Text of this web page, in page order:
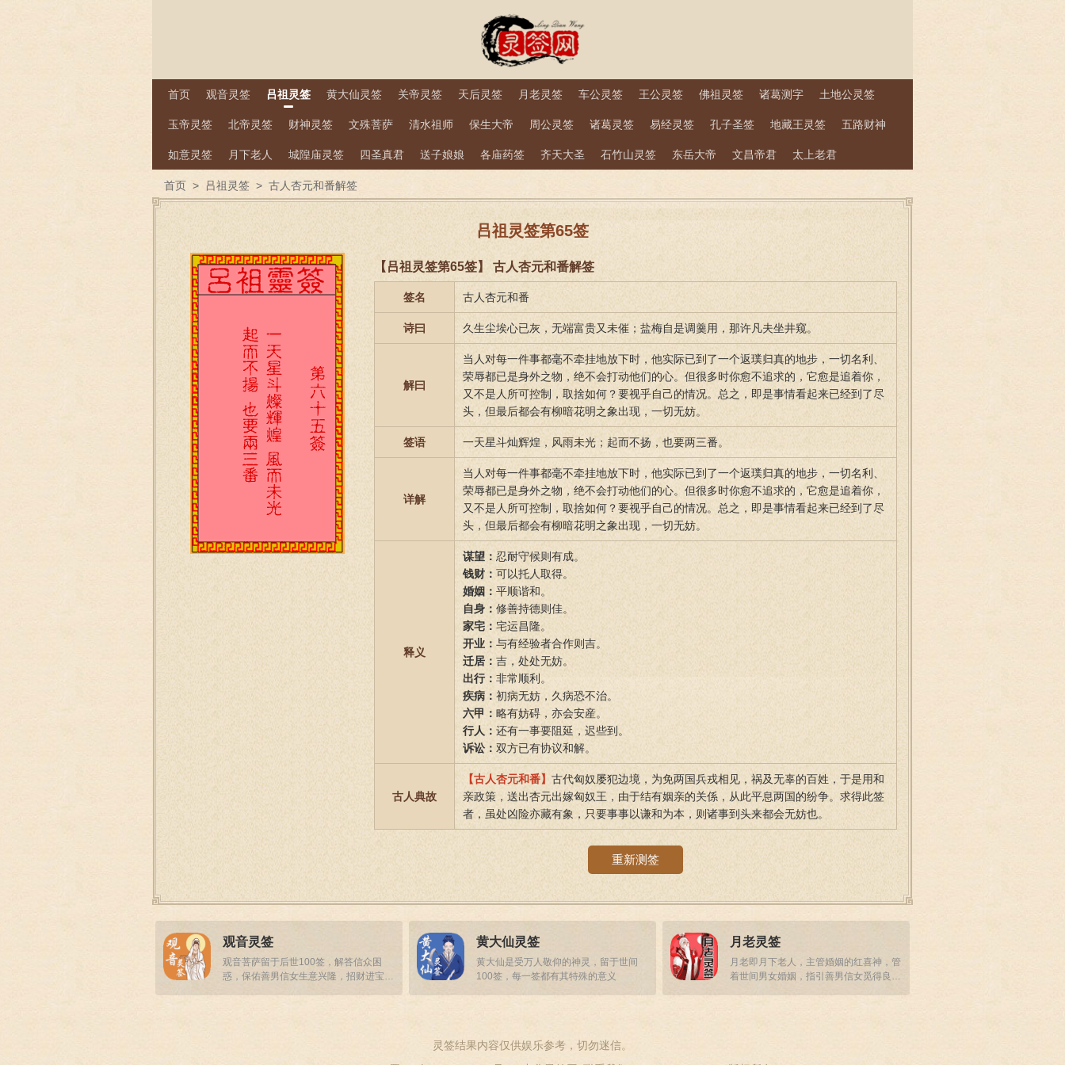
首页 观音灵签 吕祖灵签 黄大仙灵签 关帝灵签 天后灵签 月老灵签 车公灵签 王公灵签 佛祖灵签 诸葛测字 土地公灵签
玉帝灵签 北帝灵签 财神灵签 文殊菩萨 清水祖师 保生大帝 周公灵签 诸葛灵签 易经灵签 孔子圣签 地藏王灵签 五路财神
如意灵签 月下老人 城隍庙灵签 四圣真君 送子娘娘 各庙药签 齐天大圣 石竹山灵签 东岳大帝 文昌帝君 太上老君
首页 > 吕祖灵签 > 古人杏元和番解签
吕祖灵签第65签
【吕祖灵签第65签】 古人杏元和番解签
签名 古人杏元和番
诗曰 久生尘埃心已灰，无端富贵又未催；盐梅自是调羹用，那许凡夫坐井窥。
解曰
当人对每一件事都毫不牵挂地放下时，他实际已到了一个返璞归真的地步，一切名利、
荣辱都已是身外之物，绝不会打动他们的心。但很多时你愈不追求的，它愈是追着你，
又不是人所可控制，取捨如何？要视乎自己的情况。总之，即是事情看起来已经到了尽
头，但最后都会有柳暗花明之象出现，一切无妨。
签语 一天星斗灿辉煌，风雨未光；起而不扬，也要两三番。
详解
当人对每一件事都毫不牵挂地放下时，他实际已到了一个返璞归真的地步，一切名利、
荣辱都已是身外之物，绝不会打动他们的心。但很多时你愈不追求的，它愈是追着你，
又不是人所可控制，取捨如何？要视乎自己的情况。总之，即是事情看起来已经到了尽
头，但最后都会有柳暗花明之象出现，一切无妨。
释义
谋望： 忍耐守候则有成。
钱财： 可以托人取得。
婚姻： 平顺谐和。
自身： 修善持德则佳。
家宅： 宅运昌隆。
开业： 与有经验者合作则吉。
迁居： 吉，处处无妨。
出行： 非常顺利。
疾病： 初病无妨，久病恐不治。
六甲： 略有妨碍，亦会安産。
行人： 还有一事要阻延，迟些到。
诉讼： 双方已有协议和解。
古人典故
【古人杏元和番】 古代匈奴屡犯边境，为免两国兵戎相见，祸及无辜的百姓，于是用和
亲政策，送出杏元出嫁匈奴王，由于结有姻亲的关係，从此平息两国的纷争。求得此签
者，虽处凶险亦藏有象，只要事事以谦和为本，则诸事到头来都会无妨也。
重新测签
观音灵签
观音菩萨留于后世100签，解答信众困
惑，保佑善男信女生意兴隆，招财进宝，
黄大仙灵签
黄大仙是受万人敬仰的神灵，留于世间
100签，每一签都有其特殊的意义
月老灵签
月老即月下老人，主管婚姻的红喜神，管
着世间男女婚姻，指引善男信女觅得良
灵签结果内容仅供娱乐参考，切勿迷信。